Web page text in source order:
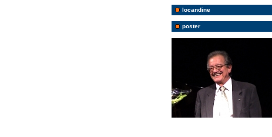
locandine
poster